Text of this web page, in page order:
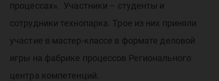
процессах». Участники – студенты и
сотрудники технопарка. Трое из них приняли
участие в мастер-классе в формате деловой
игры на фабрике процессов Регионального
центра компетенций.